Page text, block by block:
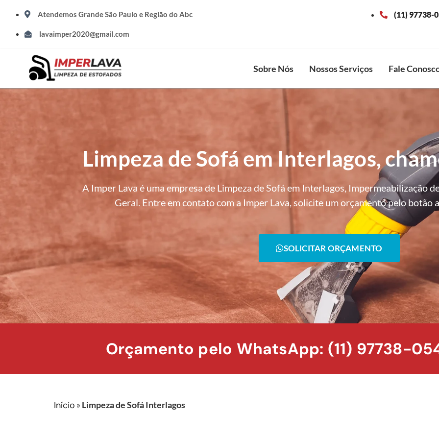
Atendemos Grande São Paulo e Região do Abc
lavaimper2020@gmail.com
(11) 97738-
Sobre Nós Nossos Serviços Fale
Limpeza de Sofá em Interlagos,
A Imper Lava é uma empresa de Limpeza de Sofá em Interlagos, Impermeabilização
Geral. Entre em contato com a Imper Lava, solicite um orçamento pelo botão
SOLICITAR ORÇAMENTO
Orçamento pelo WhatsApp: (11) 97738-
Início » Limpeza de Sofá Interlagos